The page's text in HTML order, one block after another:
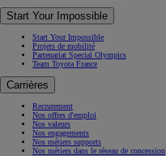
Start Your Impossible
Start Your Impossible
Projets de mobilité
Partenariat Special Olympics
Team Toyota France
Carrières
Recrutement
Nos offres d'emploi
Nos valeurs
Nos engagements
Nos métiers supports
Nos métiers dans le réseau de concession